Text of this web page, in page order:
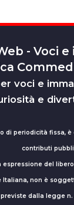
- Voci
voci e
e
di periodicità fissa,
contributi
del libero
Italiana, non è
previste dalla legge n.